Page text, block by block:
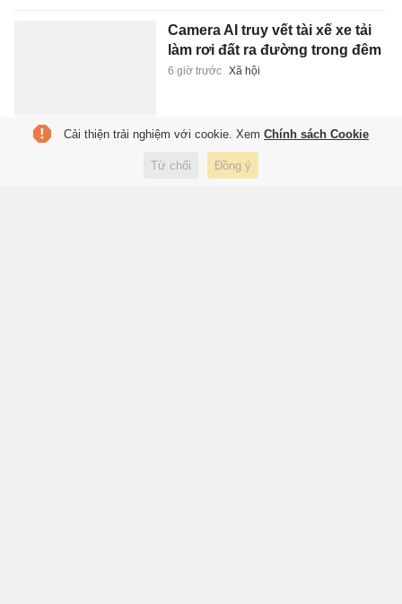
Camera AI truy vết tài xế xe tải
làm rơi đất ra đường trong đêm
6 giờ trước Xã hội
nào sau kỷ lục của chồng?
Cải thiện trải nghiệm với cookie. Xem Chính sách Cookie
Từ chối Đồng ý